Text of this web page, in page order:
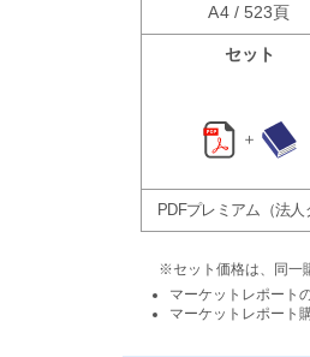
A4 / 523頁
セット
＋
PDFプレミアム（法
※セット価格は、同一
マーケットレポート
マーケットレポート